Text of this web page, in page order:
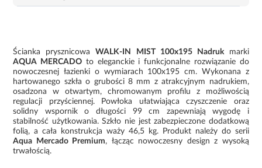
Ścianka prysznicowaWALK-IN MIST 100x195 Nadrukmarki
AQUA MERCADO to eleganckie i funkcjonalne rozwiązanie do
nowoczesnej łazienki o wymiarach 100x195 cm. Wykonana z
hartowanego szkła o grubości 8 mm z atrakcyjnym nadrukiem,
osadzona w otwartym, chromowanym profilu z możliwością
regulacji przyściennej. Powłoka ułatwiająca czyszczenie oraz
solidny wspornik o długości 99 cm zapewniają wygodę i
stabilność użytkowania. Szkło nie jest zabezpieczone dodatkową
folią, a cała konstrukcja waży 46,5 kg. Produkt należy do serii
Aqua Mercado Premium, łącząc nowoczesny design z wysoką
trwałością.